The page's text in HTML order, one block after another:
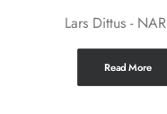
Lars Dittus -
Read More